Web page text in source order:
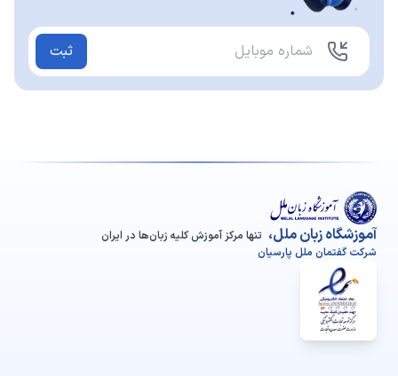
ثبت
آموزشگاه زبان ملل، تنها مرکز آموزش کلیه زبان‌ها در ایران
شرکت گفتمان ملل پارسیان